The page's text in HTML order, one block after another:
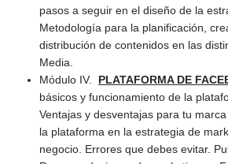
pasos a seguir en el diseño de la
Metodología para la planificación,
distribución de contenidos en las
Media.
Módulo IV. PLATAFORMA DE
básicos y funcionamiento de la
Ventajas y desventajas para tu
la plataforma en la estrategia de
negocio. Errores que debes evitar.